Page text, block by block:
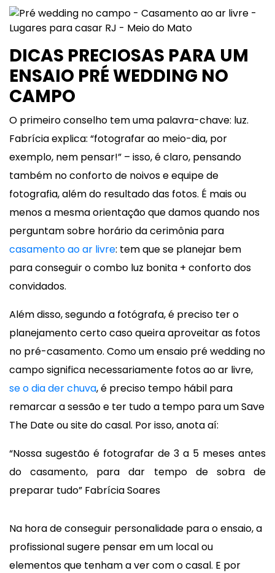
DICAS PRECIOSAS PARA UM
ENSAIO PRÉ WEDDING NO
CAMPO
O primeiro conselho tem uma palavra-chave: luz.
Fabrícia explica: “fotografar ao meio-dia, por
exemplo, nem pensar!” – isso, é claro, pensando
também no conforto de noivos e equipe de
fotografia, além do resultado das fotos. É mais ou
menos a mesma orientação que damos quando nos
perguntam sobre horário da cerimônia para
casamento ao ar livre: tem que se planejar bem
para conseguir o combo luz bonita + conforto dos
convidados.
Além disso, segundo a fotógrafa, é preciso ter o
planejamento certo caso queira aproveitar as fotos
no pré-casamento. Como um ensaio pré wedding no
campo significa necessariamente fotos ao ar livre,
se o dia der chuva, é preciso tempo hábil para
remarcar a sessão e ter tudo a tempo para um Save
The Date ou site do casal. Por isso, anota aí:
“Nossa sugestão é fotografar de 3 a 5 meses antes
do casamento, para dar tempo de sobra de
preparar tudo” Fabrícia Soares
Na hora de conseguir personalidade para o ensaio, a
profissional sugere pensar em um local ou
elementos que tenham a ver com o casal. E por